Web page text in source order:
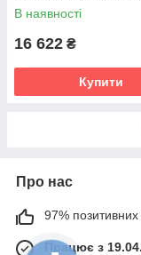
В наявності
16 622 ₴
Купити
Про нас
97% позитивних
Працює з